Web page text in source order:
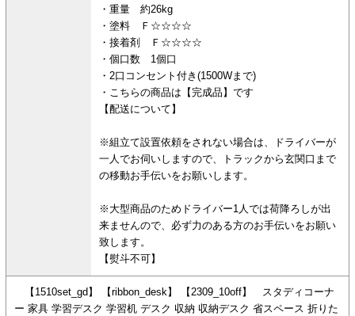
・重量 約26kg
・塗料 Ｆ☆☆☆☆
・接着剤 Ｆ☆☆☆☆
・個口数 1個口
・2口コンセント付き(1500Wまで)
・こちらの商品は【完成品】です
【配送について】
※組立て設置依頼をされない場合は、ドライバーが
一人でお伺いしますので、トラックから玄関口まで
の移動お手伝いをお願いします。
※大型商品のためドライバー1人では荷降ろしが出
来ませんので、必ず力のある方のお手伝いをお願い
致します。
【熨斗不可】
【1510set_gd】 【ribbon_desk】 【2309_10off】 スタディコーナ
ー 家具 学習デスク 学習机 デスク 収納 収納デスク 省スペース 折りた